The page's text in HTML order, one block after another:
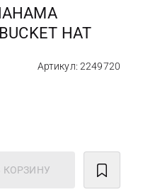
зарегистрированы?
УЧЕТНУЮ ЗАПИСЬ
HAT
Артикул: 2249720
КОРЗИНУ